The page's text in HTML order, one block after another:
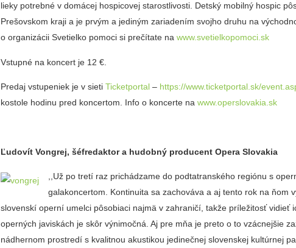
lieky potrebné v domácej hospicovej starostlivosti. Detský mobilný hospic
Prešovskom kraji a je prvým a jediným zariadením svojho druhu na
o organizácii Svetielko pomoci si prečítate nawww.svetielkopomoci.sk
Vstupné na koncert je 12 €.
Predaj vstupeniek je v sietiTicketportal – https://www.ticketportal.sk/
kostole hodinu pred koncertom. Info o koncerte nawww.operslovakia.sk
Ľudovít Vongrej, šéfredaktor a hudobný producent Opera Slovakia
,,Už po tretí raz prichádzame do podtatranského regiónu s
galakoncertom. Kontinuita sa zachováva a aj tento rok na ňom
slovenskí operní umelci pôsobiaci najmä v zahraničí, takže príležitosť vidieť
operných javiskách je skôr výnimočná. Aj pre mňa je preto o to vzácnejšie
nádhernom prostredí s kvalitnou akustikou jedinečnej slovenskej kultúrnej